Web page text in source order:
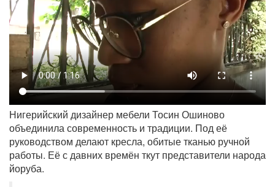
Нигерийский дизайнер мебели Тосин Ошиново
объединила современность и традиции. Под её
руководством делают кресла, обитые тканью ручной
работы. Её с давних времён ткут представители народа
йоруба.